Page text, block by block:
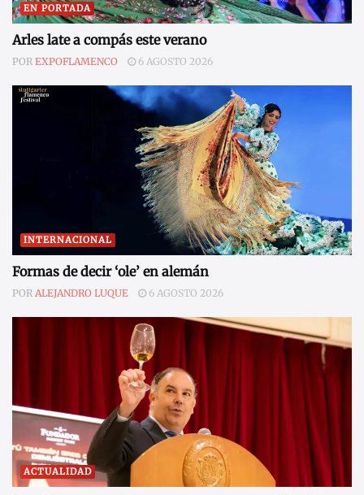
EN PORTADA
Arles late a compás este verano
POR EXPOFLAMENCO 6 AGOSTO 2026
INTERNACIONAL
Formas de decir ‘ole’ en alemán
POR ALEJANDRO LUQUE 6 AGOSTO 2026
ACTUALIDAD